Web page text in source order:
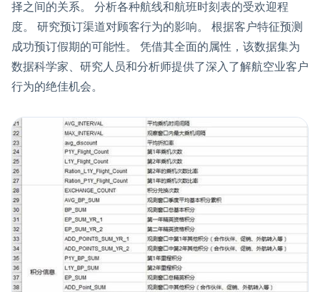
择之间的关系。 分析各种航线和航班时刻表的受欢迎程
度。 研究预订渠道对顾客行为的影响。 根据客户特征预测
成功预订假期的可能性。 凭借其全面的属性，该数据集为
数据科学家、研究人员和分析师提供了深入了解航空业客户
行为的绝佳机会。